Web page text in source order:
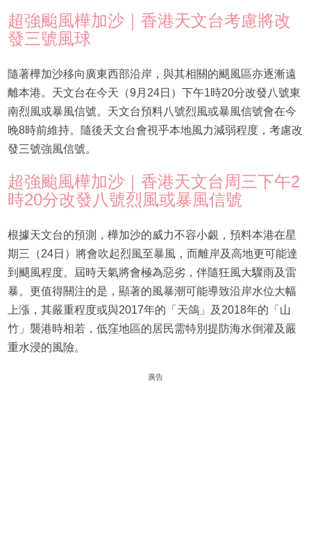
超強颱風樺加沙｜香港天文台考慮將改
發三號風球
隨著樺加沙移向廣東西部沿岸，與其相關的颶風區亦逐漸遠
離本港。天文台在今天（9月24日）下午1時20分改發八號東
南烈風或暴風信號。天文台預料八號烈風或暴風信號會在今
晚8時前維持。隨後天文台會視乎本地風力減弱程度，考慮改
發三號強風信號。
超強颱風樺加沙｜香港天文台周三下午2
時20分改發八號烈風或暴風信號
根據天文台的預測，樺加沙的威力不容小覷，預料本港在星
期三（24日）將會吹起烈風至暴風，而離岸及高地更可能達
到颶風程度。屆時天氣將會極為惡劣，伴隨狂風大驟雨及雷
暴。更值得關注的是，顯著的風暴潮可能導致沿岸水位大幅
上漲，其嚴重程度或與2017年的「天鴿」及2018年的「山
竹」襲港時相若，低窪地區的居民需特別提防海水倒灌及嚴
重水浸的風險。
廣告